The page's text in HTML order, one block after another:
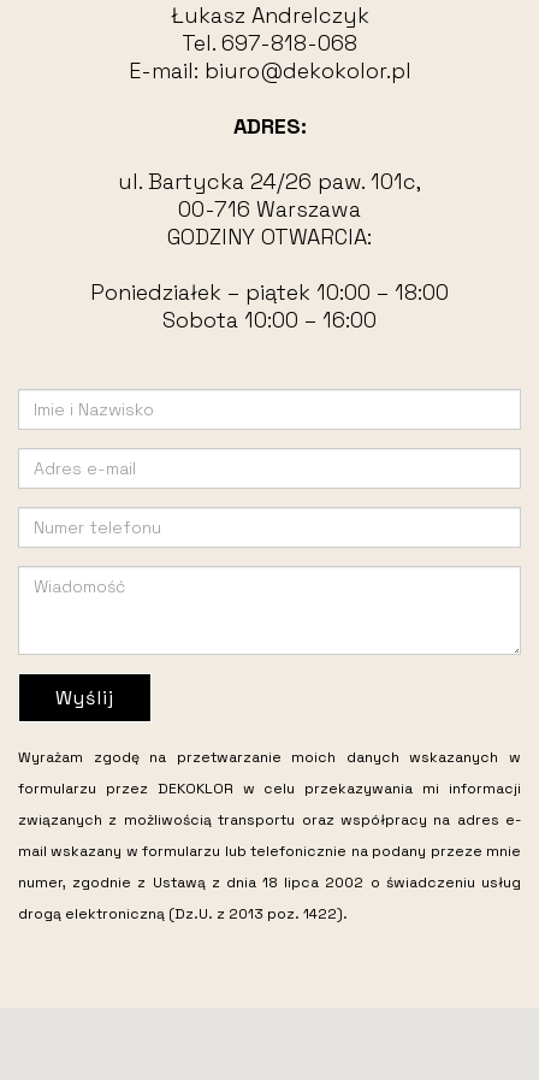
Łukasz Andrelczyk
Tel. 697-818-068
E-mail: biuro@dekokolor.pl
ADRES:
ul. Bartycka 24/26 paw. 101c,
00-716 Warszawa
GODZINY OTWARCIA:
Poniedziałek – piątek 10:00 – 18:00
Sobota 10:00 – 16:00
Wyślij
Wyrażam zgodę na przetwarzanie moich danych wskazanych w
formularzu przez DEKOKLOR w celu przekazywania mi informacji
związanych z możliwością transportu oraz współpracy na adres e-
mail wskazany w formularzu lub telefonicznie na podany przeze mnie
numer, zgodnie z Ustawą z dnia 18 lipca 2002 o świadczeniu usług
drogą elektroniczną (Dz.U. z 2013 poz. 1422).